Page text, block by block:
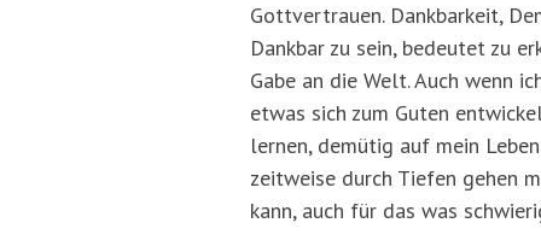
Gottvertrauen. Dankbarkeit,
Dankbar zu sein, bedeutet zu
Gabe an die Welt. Auch wenn
etwas sich zum Guten
lernen, demütig auf mein
zeitweise durch Tiefen gehen
kann, auch für das was